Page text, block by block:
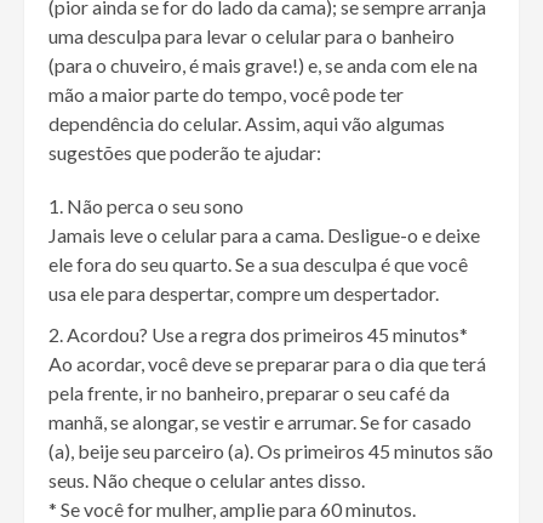
(pior ainda se for do lado da cama); se sempre arranja
uma desculpa para levar o celular para o banheiro
(para o chuveiro, é mais grave!) e, se anda com ele na
mão a maior parte do tempo, você pode ter
dependência do celular. Assim, aqui vão algumas
sugestões que poderão te ajudar:
Não perca o seu sono
Jamais leve o celular para a cama. Desligue-o e deixe
ele fora do seu quarto. Se a sua desculpa é que você
usa ele para despertar, compre um despertador.
Acordou? Use a regra dos primeiros 45 minutos*
Ao acordar, você deve se preparar para o dia que terá
pela frente, ir no banheiro, preparar o seu café da
manhã, se alongar, se vestir e arrumar. Se for casado
(a), beije seu parceiro (a). Os primeiros 45 minutos são
seus. Não cheque o celular antes disso.
* Se você for mulher, amplie para 60 minutos.